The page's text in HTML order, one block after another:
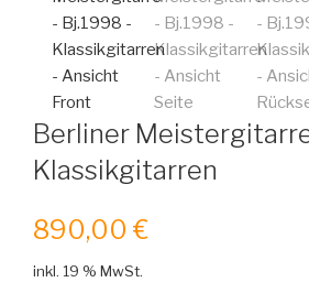
Berliner
Klassikgitarren
890,00 €
inkl. 19 % MwSt.